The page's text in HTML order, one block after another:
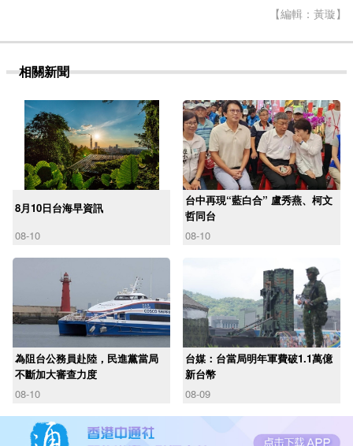
【編輯：黃璇】
相關新聞
8月10日台海早資訊
08-10
台中再現“藍白合” 盧秀燕、柯文
哲同台
08-10
為阻台公務員赴陸，民進黨當局
不斷加大審查力度
08-10
台媒：台當局明年軍費破1.1萬億
新台幣
08-09